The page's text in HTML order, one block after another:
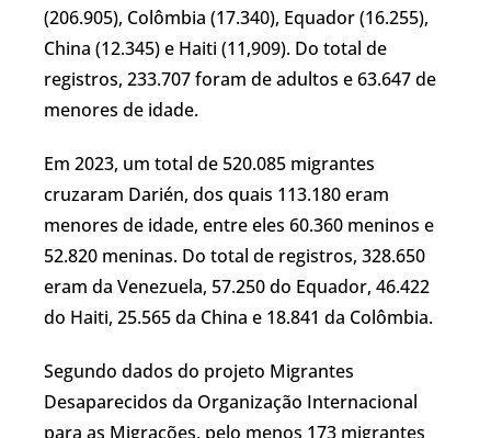
(206.905), Colômbia (17.340), Equador (16.255),
China (12.345) e Haiti (11,909). Do total de
registros, 233.707 foram de adultos e 63.647 de
menores de idade.
Em 2023, um total de 520.085 migrantes
cruzaram Darién, dos quais 113.180 eram
menores de idade, entre eles 60.360 meninos e
52.820 meninas. Do total de registros, 328.650
eram da Venezuela, 57.250 do Equador, 46.422
do Haiti, 25.565 da China e 18.841 da Colômbia.
Segundo dados do projeto Migrantes
Desaparecidos da Organização Internacional
para as Migrações, pelo menos 173 migrantes